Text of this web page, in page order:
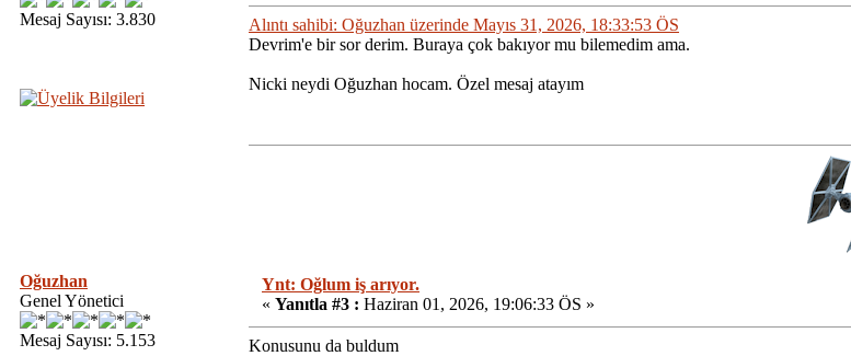
Mesaj Sayısı: 3.830
Alıntı sahibi: Oğuzhan üzerinde Mayıs 31, 2026, 18:33:53 ÖS
Devrim'e bir sor derim. Buraya çok bakıyor mu bilemedim ama.
Nicki neydi Oğuzhan hocam. Özel mesaj atayım
Oğuzhan
Genel Yönetici
Mesaj Sayısı: 5.153
Ynt: Oğlum iş arıyor.
« Yanıtla #3 : Haziran 01, 2026, 19:06:33 ÖS »
Konusunu da buldum